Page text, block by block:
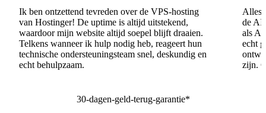
Ik ben ontzettend tevreden over de VPS-hosting
van Hostinger! De uptime is altijd uitstekend,
waardoor mijn website altijd soepel blijft draaien.
Telkens wanneer ik hulp nodig heb, reageert hun
technische ondersteuningsteam snel, deskundig en
echt behulpzaam.
Alles
de
als AI
echt
zijn.
30-dagen-geld-terug-garantie*